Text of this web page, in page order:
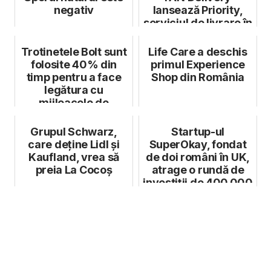
negativ
lansează Priority,
serviciul de livrare în
Trotinetele Bolt sunt
folosite 40% din
timp pentru a face
legătura cu
mijloacele de
Life Care a deschis
primul Experience
Shop din România
Grupul Schwarz,
care deține Lidl și
Kaufland, vrea să
preia La Cocoș
Startup-ul
SuperOkay, fondat
de doi români în UK,
atrage o rundă de
investiții de 400.000